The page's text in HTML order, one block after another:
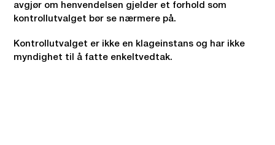
avgjør om henvendelsen gjelder et forhold som
kontrollutvalget bør se nærmere på.
Kontrollutvalget er ikke en klageinstans og har ikke
myndighet til å fatte enkeltvedtak.